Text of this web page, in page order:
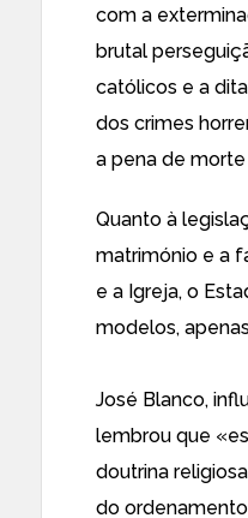
com a
brutal
católicos e a
dos crimes
a pena de
Quanto à
matrimónio e a
e a Igreja, o
modelos,
José Blanco,
lembrou que
doutrina
do